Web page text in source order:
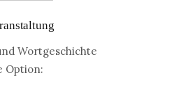
Wortgeschichte
Option: